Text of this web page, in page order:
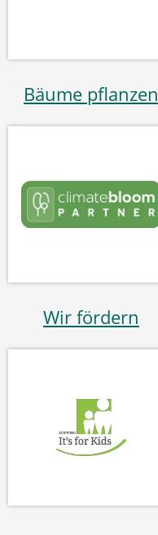
Bäume pflanzen
Wir fördern